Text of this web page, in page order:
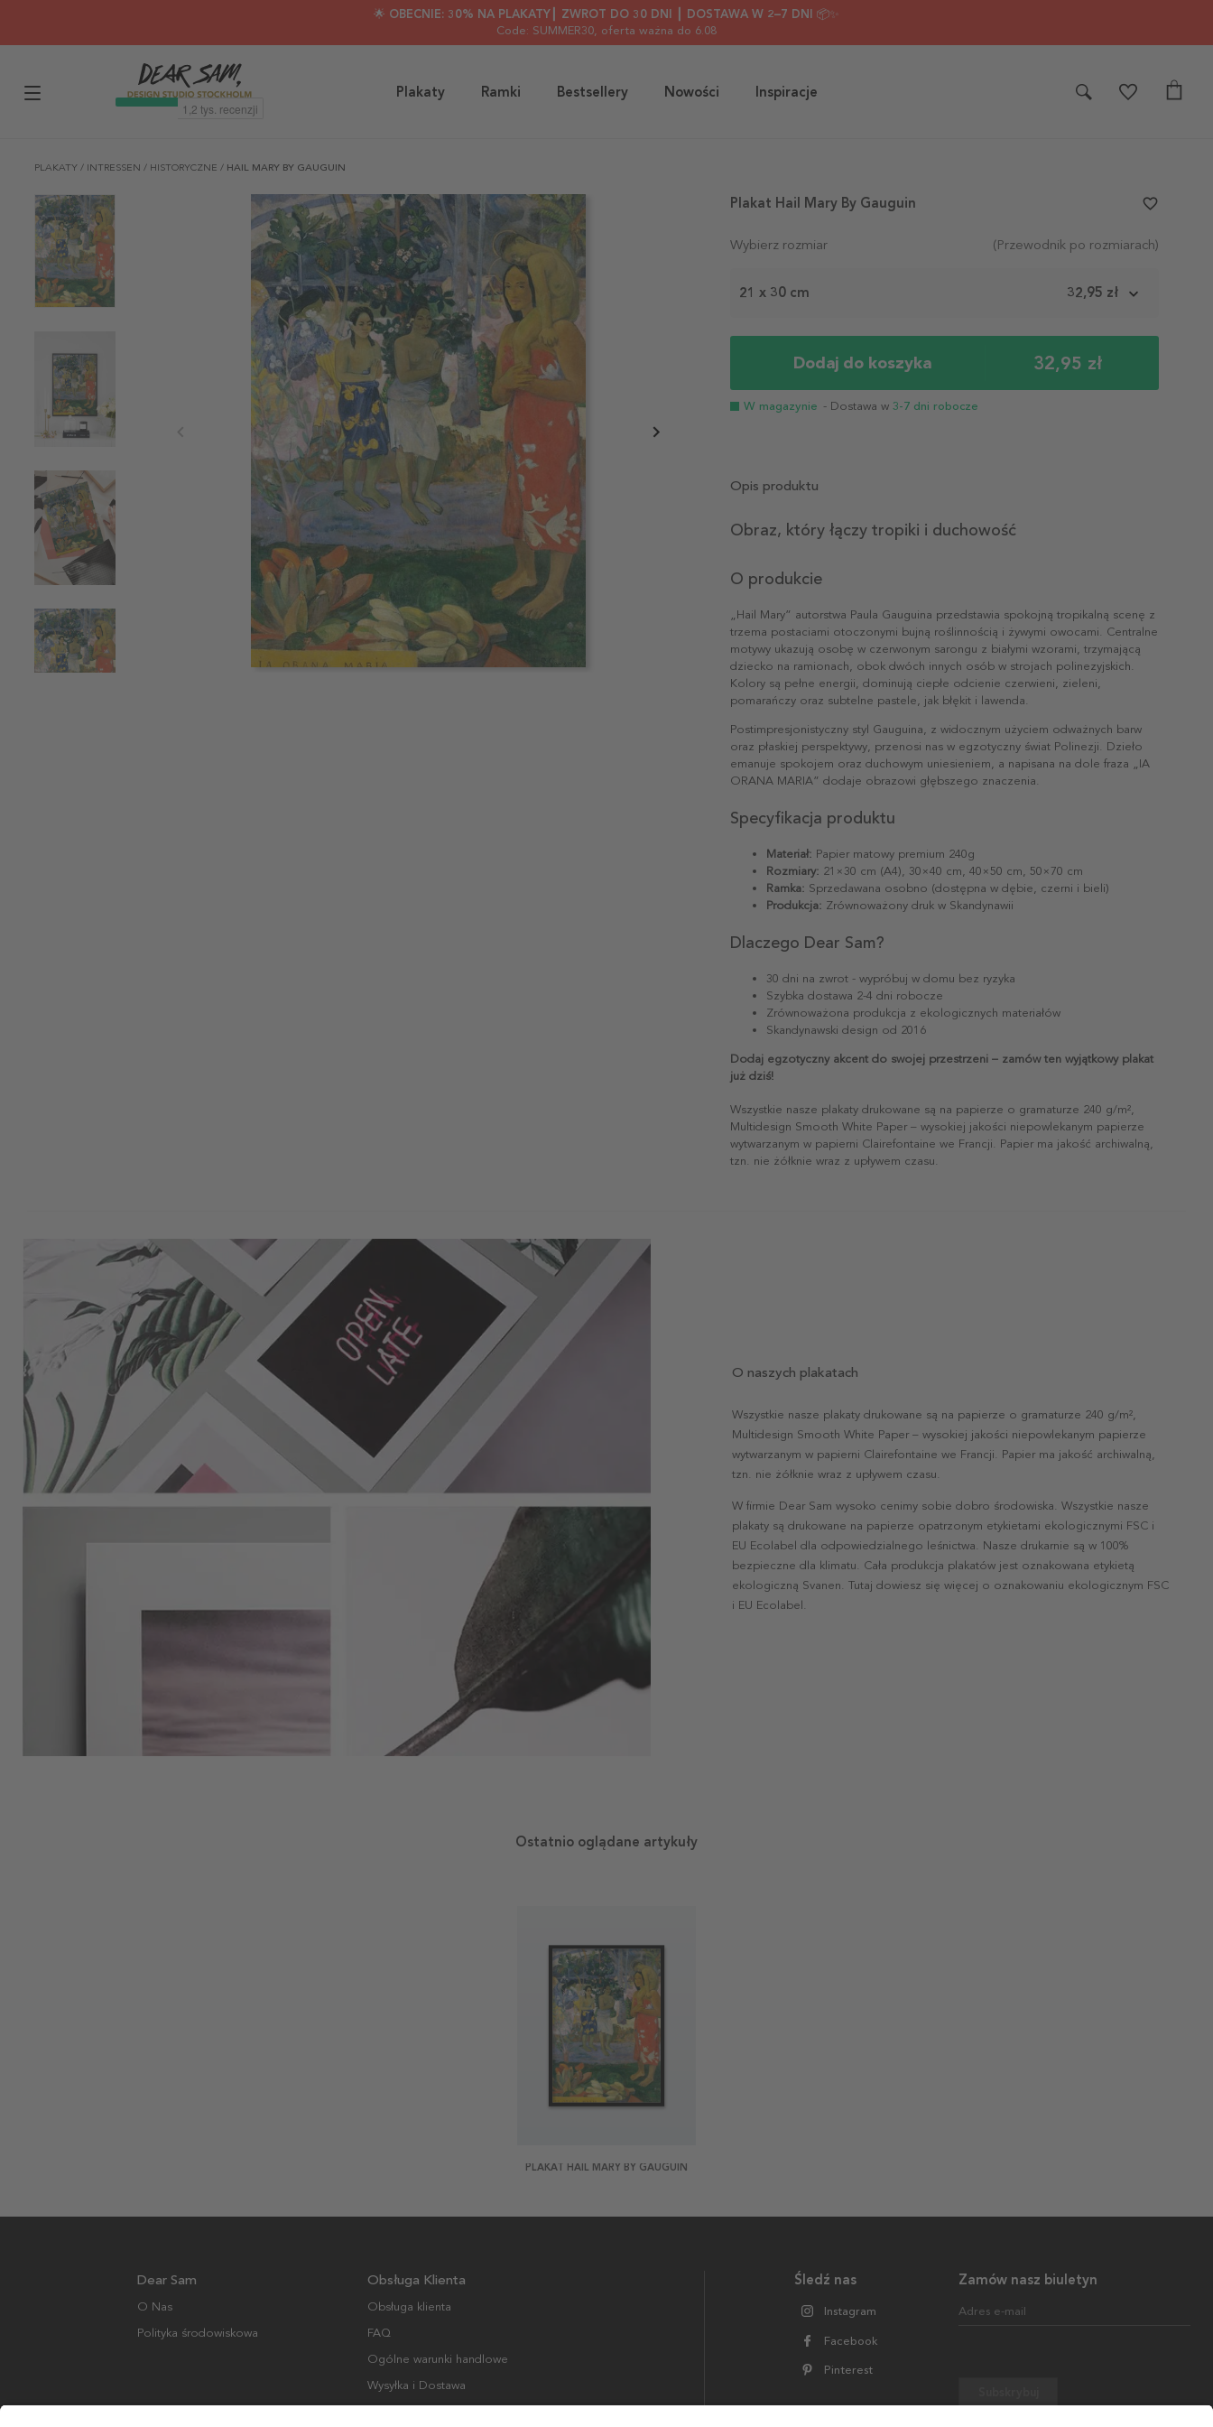
🌟 OBECNIE: 30% NA PLAKATY┃ ZWROT DO 30 DNI ┃ DOSTAWA W 2–7 DNI 📦✨
Code: SUMMER30, oferta ważna do 6.08
Plakaty Ramki Bestsellery Nowości Inspiracje
PLAKATY / INTRESSEN / HISTORYCZNE / HAIL MARY BY GAUGUIN
Wybierz rozmiar (Przewodnik po rozmiarach)
21 x 30 cm 32,95 zł
Dodaj do koszyka 32,95 zł
W magazynie - Dostawa w 3-7 dni robocze
Plakat Hail Mary By Gauguin favorite_border
Opis produktu
Obraz, który łączy tropiki i duchowość
O produkcie
„Hail Mary” autorstwa Paula Gauguina przedstawia spokojną tropikalną scenę z
trzema postaciami otoczonymi bujną roślinnością i żywymi owocami. Centralne
motywy ukazują osobę w czerwonym sarongu z białymi wzorami, trzymającą
dziecko na ramionach, obok dwóch innych osób w strojach polinezyjskich.
Kolory są pełne energii, dominują ciepłe odcienie czerwieni, zieleni,
pomarańczy oraz subtelne pastele, jak błękit i lawenda.
Postimpresjonistyczny styl Gauguina, z widocznym użyciem odważnych barw
oraz płaskiej perspektywy, przenosi nas w egzotyczny świat Polinezji. Dzieło
emanuje spokojem oraz duchowym uniesieniem, a napisana na dole fraza „IA
ORANA MARIA” dodaje obrazowi głębszego znaczenia.
Specyfikacja produktu
Materiał: Papier matowy premium 240g
Rozmiary: 21×30 cm (A4), 30×40 cm, 40×50 cm, 50×70 cm
Ramka: Sprzedawana osobno (dostępna w dębie, czerni i bieli)
Produkcja: Zrównoważony druk w Skandynawii
Dlaczego Dear Sam?
30 dni na zwrot - wypróbuj w domu bez ryzyka
Szybka dostawa 2-4 dni robocze
Zrównoważona produkcja z ekologicznych materiałów
Skandynawski design od 2016
Dodaj egzotyczny akcent do swojej przestrzeni – zamów ten wyjątkowy plakat
już dziś!
Wszystkie nasze plakaty drukowane są na papierze o gramaturze 240 g/m²,
Multidesign Smooth White Paper – wysokiej jakości niepowlekanym papierze
wytwarzanym w papierni Clairefontaine we Francji. Papier ma jakość archiwalną,
tzn. nie żółknie wraz z upływem czasu.
O naszych plakatach
Wszystkie nasze plakaty drukowane są na papierze o gramaturze 240 g/m²,
Multidesign Smooth White Paper – wysokiej jakości niepowlekanym papierze
wytwarzanym w papierni Clairefontaine we Francji. Papier ma jakość archiwalną,
tzn. nie żółknie wraz z upływem czasu.
W firmie Dear Sam wysoko cenimy sobie dobro środowiska. Wszystkie nasze
plakaty są drukowane na papierze opatrzonym etykietami ekologicznymi FSC i
EU Ecolabel dla odpowiedzialnego leśnictwa. Nasze drukarnie są w 100%
bezpieczne dla klimatu. Cała produkcja plakatów jest oznakowana etykietą
ekologiczną Svanen. Tutaj dowiesz się więcej o oznakowaniu ekologicznym FSC
i EU Ecolabel.
Ostatnio oglądane artykuły
PLAKAT HAIL MARY BY GAUGUIN
Zamów nasz biuletyn
Adres e-mail
Śledź nas
Instagram
Facebook
Pinterest
Dear Sam
O Nas
Polityka środowiskowa
Obsługa Klienta
Obsługa klienta
FAQ
Ogólne warunki handlowe
Wysyłka i Dostawa